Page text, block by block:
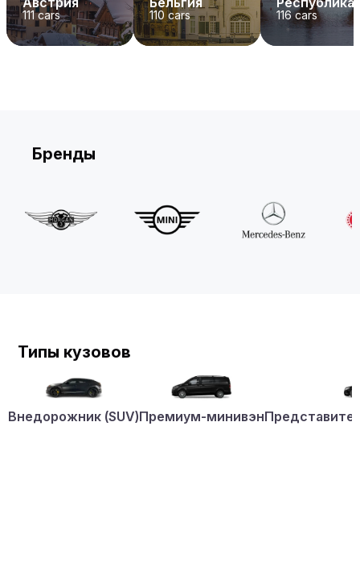
111cars 110 cars 116cars
Бренды
Типы кузовов
Внедорожник (SUV)Премиум-минивэн